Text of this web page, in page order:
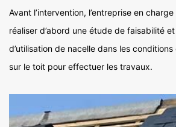
Avant l’intervention, l’entreprise en
réaliser d’abord une étude de faisabilité
d’utilisation de nacelle dans les
sur le toit pour effectuer les travaux.